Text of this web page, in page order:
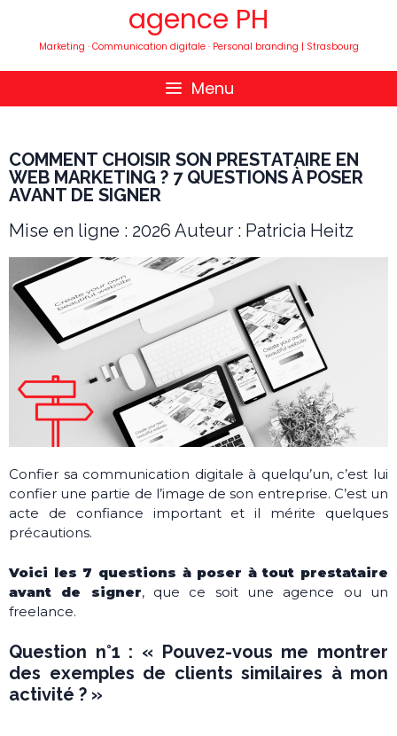
agence PH
Marketing · Communication digitale · Personal branding | Strasbourg
Menu
COMMENT CHOISIR SON PRESTATAIRE EN
WEB MARKETING ? 7 QUESTIONS À POSER
AVANT DE SIGNER
Mise en ligne : 2026 Auteur : Patricia Heitz
Confier sa communication digitale à quelqu’un, c’est lui
confier une partie de l’image de son entreprise. C’est un
acte de confiance important et il mérite quelques
précautions.
Voici les 7 questions à poser à tout prestataire
avant de signer, que ce soit une agence ou un
freelance.
Question n°1 : « Pouvez-vous me montrer
des exemples de clients similaires à mon
activité ? »